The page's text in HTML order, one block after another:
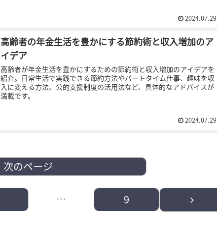
2024.07.29
高齢者の年金生活を豊かにする節約術と収入増加のア
イデア
高齢者が年金生活を豊かにするための節約術と収入増加のアイデアを
紹介。日常生活で実践できる節約方法やパートタイム仕事、趣味を収
入に変える方法、公的支援制度の活用法など、具体的なアドバイスが
満載です。
2024.07.29
次のページ
… 9
次